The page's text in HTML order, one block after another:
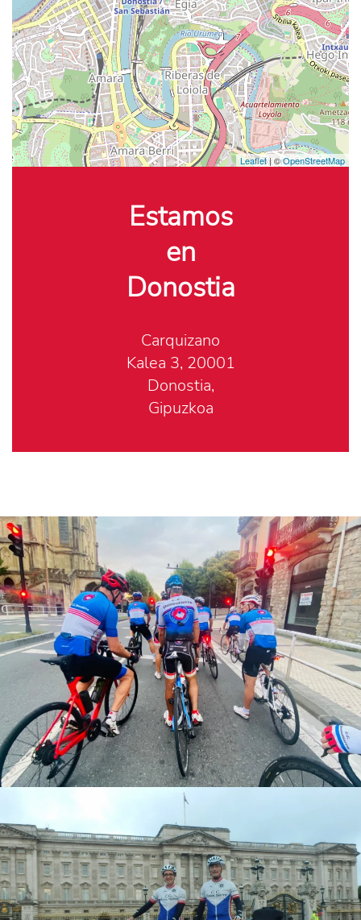
Leaflet| ©OpenStreetMap
Estamos
en
Donostia
Carquizano
Kalea 3, 20001
Donostia,
Gipuzkoa